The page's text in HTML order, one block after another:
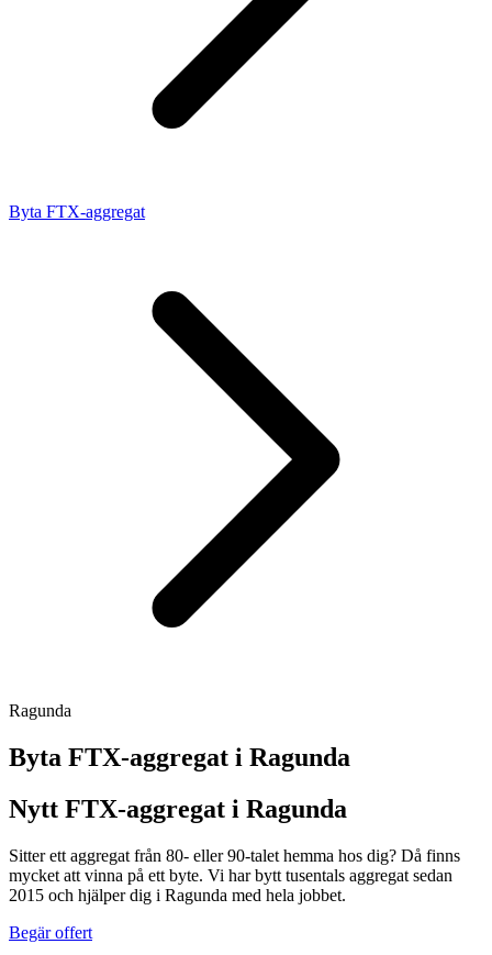
Byta FTX-aggregat
Ragunda
Byta FTX-aggregat i Ragunda
Nytt FTX-aggregat i Ragunda
Sitter ett aggregat från 80- eller 90-talet hemma hos dig? Då finns
mycket att vinna på ett byte. Vi har bytt tusentals aggregat sedan
2015 och hjälper dig i Ragunda med hela jobbet.
Begär offert